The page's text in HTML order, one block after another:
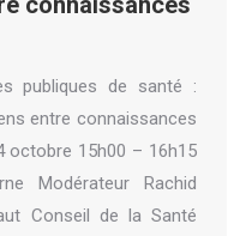
publiques de santé :
entre connaissances
octobre 15h00 – 16h15
Modérateur Rachid
Conseil de la Santé